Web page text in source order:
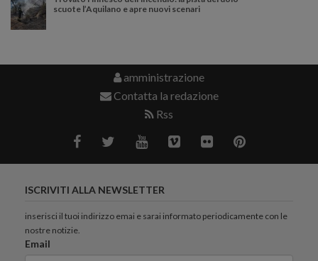
scuote l’Aquilano e apre nuovi scenari
amministrazione
Contatta la redazione
Rss
ISCRIVITI ALLA NEWSLETTER
inserisci il tuoi indirizzo emai e sarai informato periodicamente con le
nostre notizie.
Email